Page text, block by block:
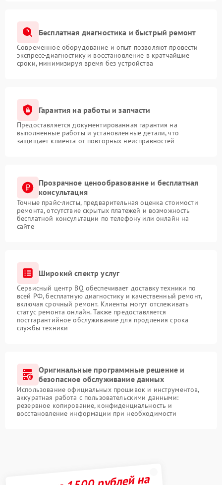
Бесплатная диагностика и быстрый ремонт
Современное оборудование и опыт позволяют провести
экспресс-диагностику и восстановление в кратчайшие
сроки, минимизируя время без устройства
Гарантия на работы и запчасти
Предоставляется документированная гарантия на
выполненные работы и установленные детали, что
защищает клиента от повторных неисправностей
Прозрачное ценообразование и бесплатная
консультация
Точные прайс-листы, предварительная оценка стоимости
ремонта, отсутствие скрытых платежей и возможность
бесплатной консультации по телефону или онлайн на
сайте
Широкий спектр услуг
Сервисный центр BQ обеспечивает доставку техники по
всей РФ, бесплатную диагностику и качественный ремонт,
включая срочный ремонт. Клиенты могут отслеживать
статус ремонта онлайн. Также предоставляется
постгарантийное обслуживание для продления срока
службы техники
Оригинальные программные решение и
безопасное обслуживание данных
Использование официальных прошивок и инструментов,
аккуратная работа с пользовательскими данными:
резервное копирование, конфиденциальность и
восстановление информации при необходимости